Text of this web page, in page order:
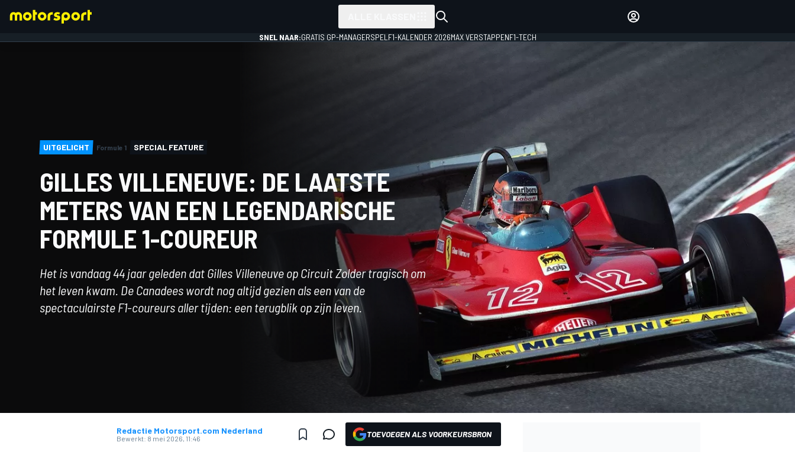
FORMULE 1
SNEL NAAR:GRATIS GP-MANAGERSPEL F1-KALENDER 2026MAX VERSTAPPENF1-TECH
UITGELICHT Formule 1 SPECIAL FEATURE
GILLES VILLENEUVE: DE LAATSTE
METERS VAN EEN LEGENDARISCHE
FORMULE 1-COUREUR
Het is vandaag 44 jaar geleden dat Gilles Villeneuve op Circuit Zolder tragisch om
het leven kwam. De Canadees wordt nog altijd gezien als een van de
spectaculairste F1-coureurs aller tijden: een terugblik op zijn leven.
Redactie Motorsport.com Nederland
Bewerkt: 8 mei 2026, 11:46 TOEVOEGEN ALS VOORKEURSBRON